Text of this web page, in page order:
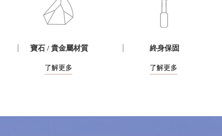
寶石 / 貴金屬材質
了解更多
終身保固
了解更多